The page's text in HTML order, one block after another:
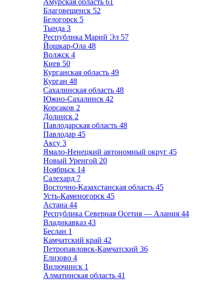
Амурская область 61
Благовещенск 52
Белогорск 5
Тында 3
Республика Марий Эл 57
Йошкар-Ола 48
Волжск 4
Киев 50
Курганская область 49
Курган 48
Сахалинская область 48
Южно-Сахалинск 42
Корсаков 2
Долинск 2
Павлодарская область 48
Павлодар 45
Аксу 3
Ямало-Ненецкий автономный округ 45
Новый Уренгой 20
Ноябрьск 14
Салехард 7
Восточно-Казахстанская область 45
Усть-Каменогорск 45
Астана 44
Республика Северная Осетия — Алания 44
Владикавказ 43
Беслан 1
Камчатский край 42
Петропавловск-Камчатский 36
Елизово 4
Вилючинск 1
Алматинская область 41